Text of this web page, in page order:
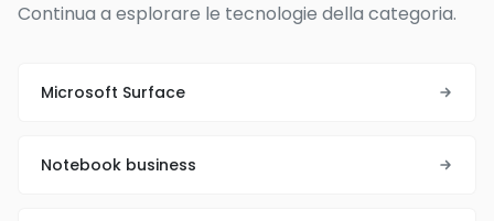
Continua a esplorare le tecnologie della categoria.
Microsoft Surface
Notebook business